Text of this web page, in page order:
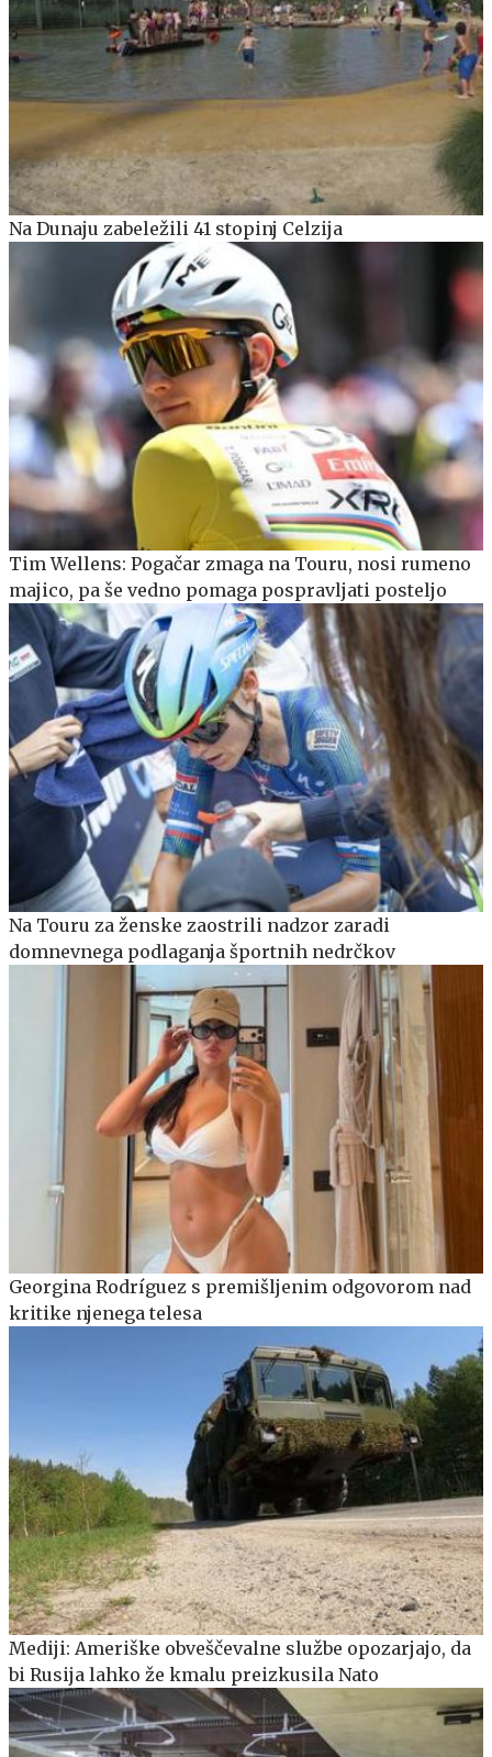
Na Dunaju zabeležili 41 stopinj Celzija
Tim Wellens: Pogačar zmaga na Touru, nosi rumeno
majico, pa še vedno pomaga pospravljati posteljo
Na Touru za ženske zaostrili nadzor zaradi
domnevnega podlaganja športnih nedrčkov
Georgina Rodríguez s premišljenim odgovorom nad
kritike njenega telesa
Mediji: Ameriške obveščevalne službe opozarjajo, da
bi Rusija lahko že kmalu preizkusila Nato